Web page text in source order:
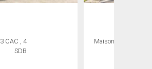
3 CAC , 4
SDB
Maison